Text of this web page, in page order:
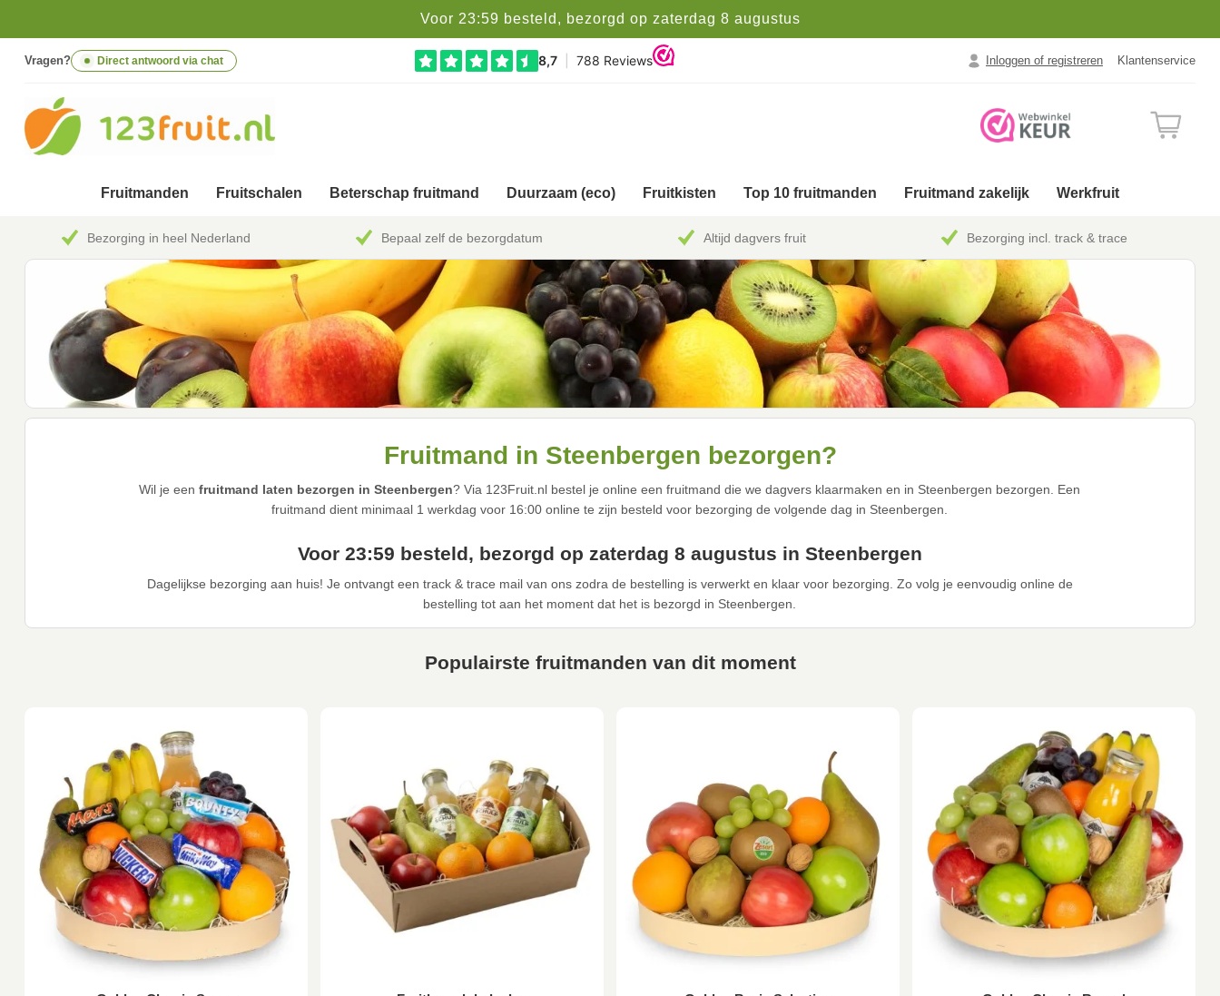
Voor 23:59 besteld, bezorgd op zaterdag 8 augustus
Vragen? Direct antwoord via chat Inloggen of registreren Klantenservice
Fruitmanden Fruitschalen Beterschap fruitmand Duurzaam (eco) Fruitkisten Top 10 fruitmanden Fruitmand zakelijk Werkfruit
Bezorging in heel Nederland Bepaal zelf de bezorgdatum Altijd dagvers fruit Bezorging incl. track & trace
Fruitmand in Steenbergen bezorgen?
Wil je eenfruitmand laten bezorgen in Steenbergen? Via 123Fruit.nl bestel je online een fruitmand die we dagvers klaarmaken en in Steenbergen bezorgen. Een
fruitmand dient minimaal 1 werkdag voor 16:00 online te zijn besteld voor bezorging de volgende dag in Steenbergen.
Voor 23:59 besteld, bezorgd op zaterdag 8 augustus in Steenbergen
Dagelijkse bezorging aan huis! Je ontvangt een track & trace mail van ons zodra de bestelling is verwerkt en klaar voor bezorging. Zo volg je eenvoudig online de
bestelling tot aan het moment dat het is bezorgd in Steenbergen.
Populairste fruitmanden van dit moment